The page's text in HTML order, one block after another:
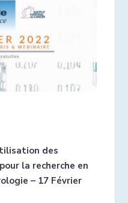
des
la recherche en
– 17 Février